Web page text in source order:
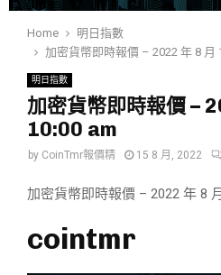
Home
明日指數
加密貨幣即時報價 – 2022 年 8 月
明日指數
加密貨幣即時報價 –
10:00 am
by CoinTmr報價精 15 8 月, 2022
加密貨幣即時報價 – 2022 年 8
cointmr